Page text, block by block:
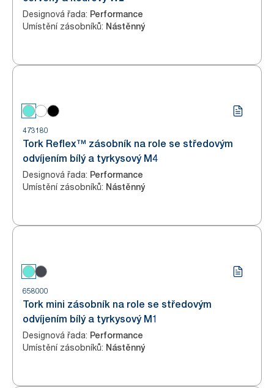
Designová řada: Performance
Umístění zásobníků: Nástěnný
473180
Tork Reflex™ zásobník na role se středovým
odvíjením bílý a tyrkysový M4
Designová řada: Performance
Umístění zásobníků: Nástěnný
658000
Tork mini zásobník na role se středovým
odvíjením bílý a tyrkysový M1
Designová řada: Performance
Umístění zásobníků: Nástěnný